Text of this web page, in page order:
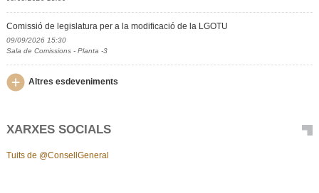
Comissió de legislatura per a la modificació de la LGOTU
09/09/2026 15:30
Sala de Comissions - Planta -3
Altres esdeveniments
XARXES SOCIALS
Tuits de @ConsellGeneral